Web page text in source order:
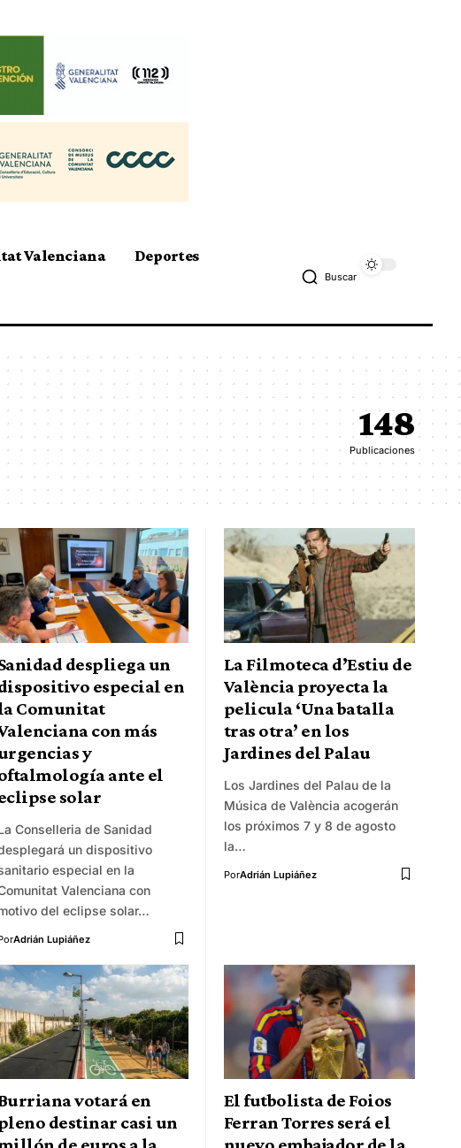
Valenciana Deportes
Buscar
148
Publicaciones
despliega un
especial en
Comunitat
con más
y
ante el
solar
Conselleria de Sanidad
un dispositivo
especial en la
Valenciana con
del eclipse solar…
Adrián Lupiáñez
La Filmoteca d’Estiu de
València proyecta la
pelicula ‘Una batalla
tras otra’ en los
Jardines del Palau
Los Jardines del Palau de la
Música de València acogerán
los próximos 7 y 8 de agosto
la…
PorAdrián Lupiáñez
votará en
destinar casi un
El futbolista de Foios
Ferran Torres será el